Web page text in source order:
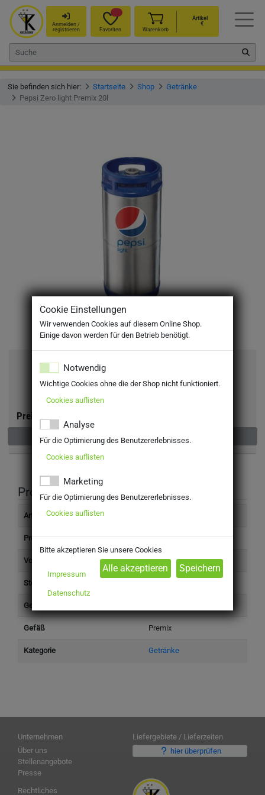
Anmelden /
registrieren
Favoriten Warenkorb
Artikel
€
Sie befinden sich hier: Startseite Shop
Getränke
Pepsi Zero light Premix 20l
Pepsi Zero light Premix 20l
MEHRWEG
inkl. MwSt. zzgl Pfand: 10,00 €
Preis:
Nicht verfügbar
Produktinformation
Artikelnummer
Produkttyp Getränke
Volumen einzeln (l) 20 l
Steuersatz
Gefäß Anzahl
Gefäß Premix
Kategorie Getränke
Unternehmen
Über uns
Stellenangebote
Presse
Liefergebiete / Lieferzeiten
hier überprüfen
Rechtliches
Cookie Einstellungen
Wir verwenden Cookies auf diesem Online Shop.
Einige davon werden für den Betrieb benötigt.
Notwendig
Wichtige Cookies ohne die der Shop nicht funktioniert.
Cookies auflisten
Analyse
Für die Optimierung des Benutzererlebnisses.
Cookies auflisten
Marketing
Für die Optimierung des Benutzererlebnisses.
Cookies auflisten
Bitte akzeptieren Sie unsere Cookies
Impressum
Datenschutz